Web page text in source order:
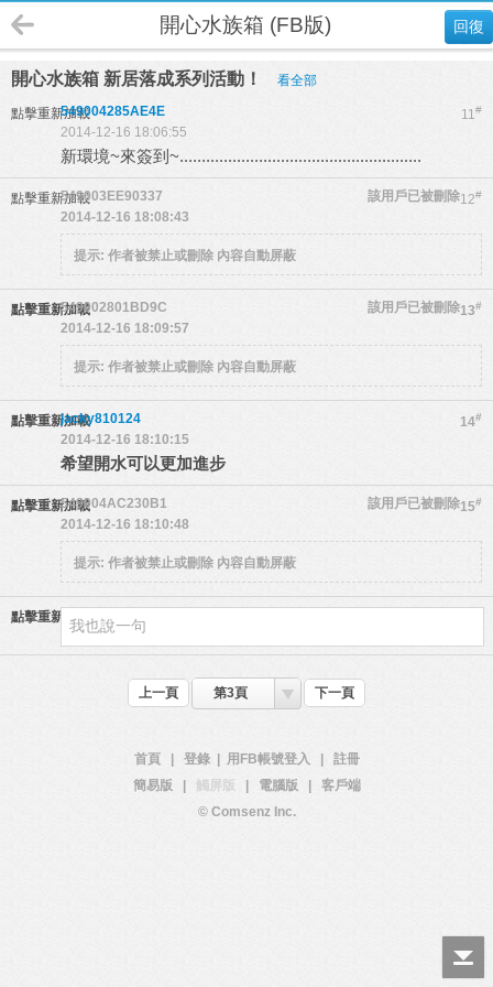
回復
開心水族箱 (FB版)
開心水族箱 新居落成系列活動！ 看全部
點擊重新加載 11#
549004285AE4E
2014-12-16 18:06:55
新環境~來簽到~.......................................................
點擊重新加載 12#
549003EE90337
該用戶已被刪除
2014-12-16 18:08:43
提示: 作者被禁止或刪除 內容自動屏蔽
點擊重新加載 13#
549002801BD9C
該用戶已被刪除
2014-12-16 18:09:57
提示: 作者被禁止或刪除 內容自動屏蔽
點擊重新加載 14#
jacky810124
2014-12-16 18:10:15
希望開水可以更加進步
點擊重新加載 15#
549004AC230B1
該用戶已被刪除
2014-12-16 18:10:48
提示: 作者被禁止或刪除 內容自動屏蔽
點擊重新加載
上一頁 第3頁 下一頁
首頁 登錄 用FB帳號登入
註冊
簡易版
觸屏版 電腦版
客戶端
© Comsenz Inc.